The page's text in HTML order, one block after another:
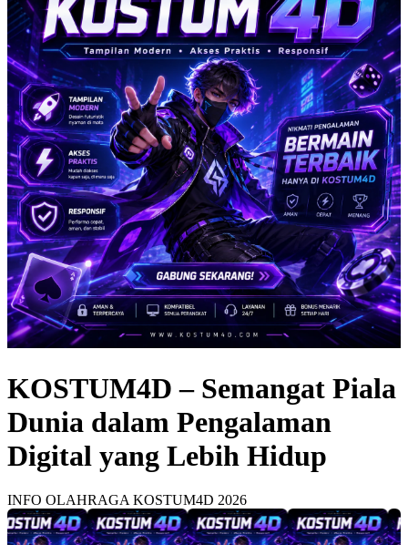
KOSTUM4D – Semangat Piala
Dunia dalam Pengalaman
Digital yang Lebih Hidup
INFO OLAHRAGA KOSTUM4D 2026